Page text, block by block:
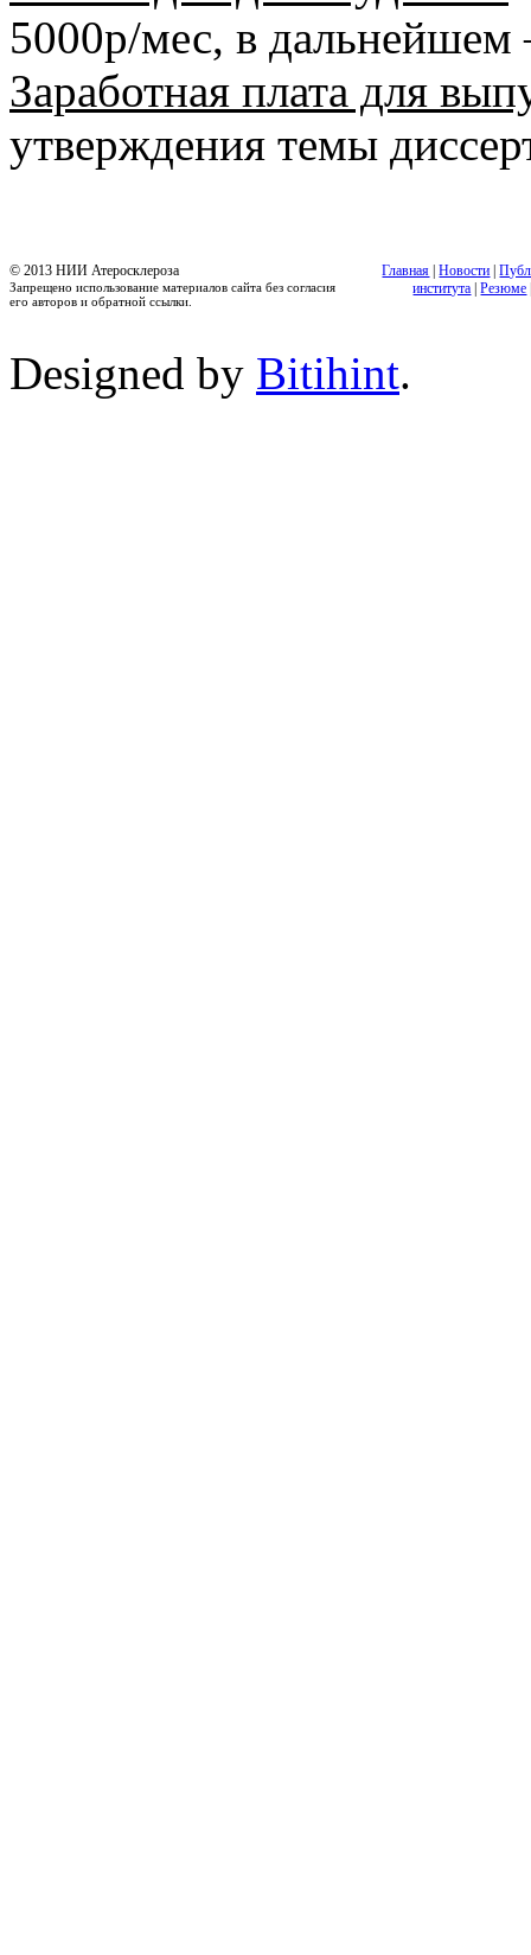
5000р/мес, в дальнейшем
Заработная плата для
утверждения темы
© 2013 НИИ Атеросклероза
Запрещено использование материалов сайта без согласия
его авторов и обратной ссылки.
Главная |Новости |
института |Резюме
Designed by Bitihint.